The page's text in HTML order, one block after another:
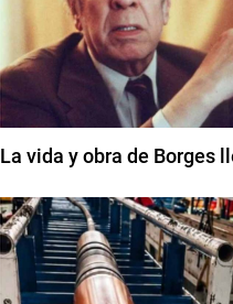
La vida y obra de Borges